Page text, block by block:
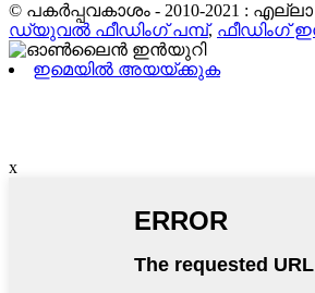
© പകർപ്പവകാശം - 2010-2021 :
ഡ്യുവൽ ഫീഡിംഗ് പമ്പ്, ഫീഡിംഗ്
ഇമെയിൽ അയയ്ക്കുക
x